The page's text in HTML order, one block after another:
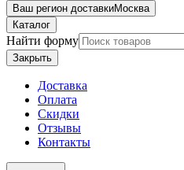
Ваш регион доставкиМосква
Каталог
Найти форму
Закрыть
Доставка
Оплата
Скидки
Отзывы
Контакты